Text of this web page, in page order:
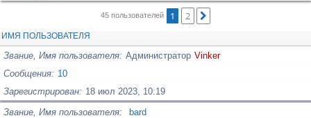
45 пользователей 1 2
ИМЯ ПОЛЬЗОВАТЕЛЯ
Звание, Имя пользователя Администратор Vinker
Сообщения
10
Зарегистрирован
18 июл 2023, 10:19
Звание, Имя пользователя
bard